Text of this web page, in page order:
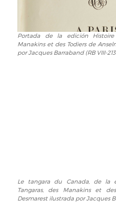
Portada
de
la
Anselme-
Gaëtan
Portada de la edición Histoire
Manakins et des Todiers de
por Jacques Barraband (RB VIII-
Le
tangara
Le tangara du Canada, de la
Tangaras, des Manakins et
Desmarest ilustrada por Jacques